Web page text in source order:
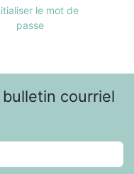
le mot de
passe
courriel